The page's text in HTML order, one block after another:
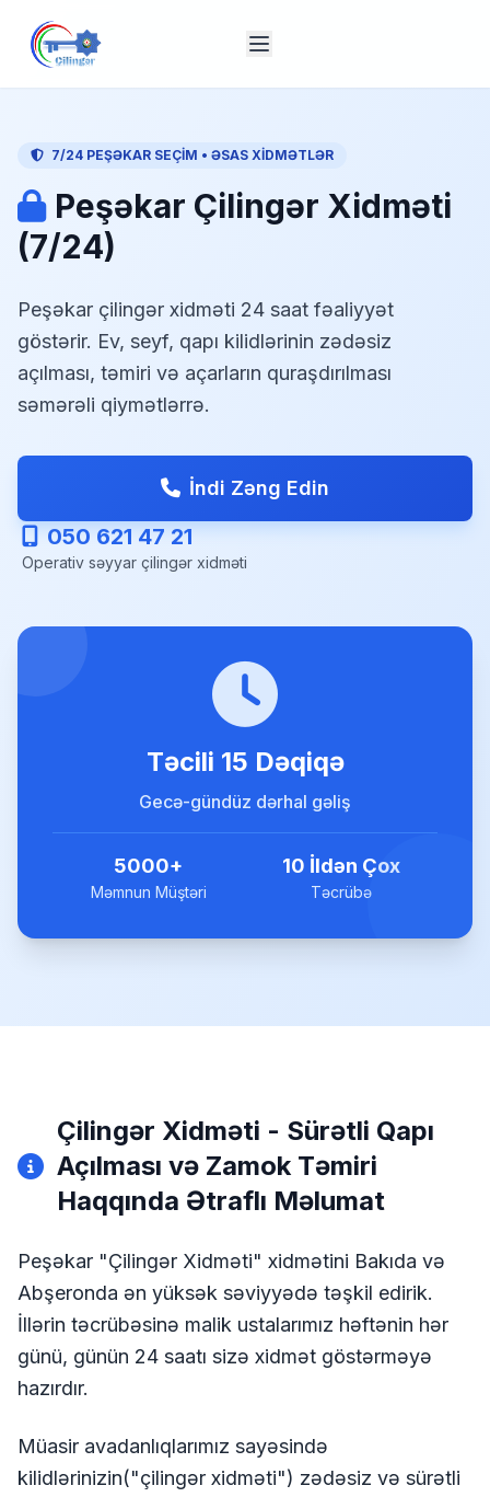
7/24 PEŞƏKAR SEÇIM • ƏSAS XIDMƏTLƏR
Peşəkar Çilingər Xidməti
(7/24)
Peşəkar çilingər xidməti 24 saat fəaliyyət
göstərir. Ev, seyf, qapı kilidlərinin zədəsiz
açılması, təmiri və açarların quraşdırılması
səmərəli qiymətlərrə.
İndi Zəng Edin
050 621 47 21
Operativ səyyar çilingər xidməti
Təcili 15 Dəqiqə
Gecə-gündüz dərhal gəliş
5000+
Məmnun Müştəri
10 İldən Çox
Təcrübə
Çilingər Xidməti - Sürətli Qapı
Açılması və Zamok Təmiri
Haqqında Ətraflı Məlumat
Peşəkar "Çilingər Xidməti" xidmətini Bakıda və
Abşeronda ən yüksək səviyyədə təşkil edirik.
İllərin təcrübəsinə malik ustalarımız həftənin hər
günü, günün 24 saatı sizə xidmət göstərməyə
hazırdır.
Müasir avadanlıqlarımız sayəsində
kilidlərinizin("çilingər xidməti") zədəsiz və sürətli